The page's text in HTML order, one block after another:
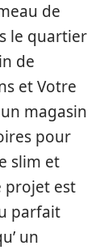
de
le quartier
de
et Votre
magasin
pour
slim et
projet est
parfait
un